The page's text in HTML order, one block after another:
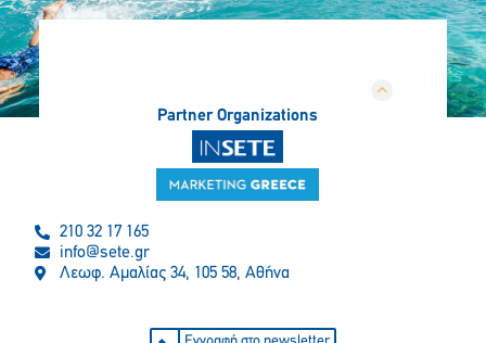
Partner Organizations
210 32 17 165
info@sete.gr
Λεωφ. Αμαλίας 34, 105 58, Αθήνα